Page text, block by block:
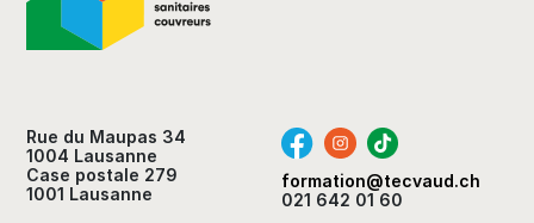
Rue du Maupas 34
1004 Lausanne
Case postale 279
1001 Lausanne
formation@tecvaud.ch
021 642 01 60